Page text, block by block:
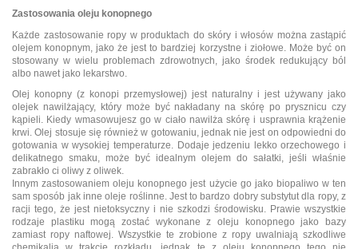
Zastosowania oleju konopnego
Każde zastosowanie ropy w produktach do skóry i włosów można zastąpić
olejem konopnym, jako że jest to bardziej korzystne i ziołowe. Może być on
stosowany w wielu problemach zdrowotnych, jako środek redukujący ból
albo nawet jako lekarstwo.
Olej konopny (z konopi przemysłowej) jest naturalny i jest używany jako
olejek nawilżający, który może być nakładany na skórę po prysznicu czy
kąpieli. Kiedy wmasowujesz go w ciało nawilża skórę i usprawnia krążenie
krwi. Olej stosuje się również w gotowaniu, jednak nie jest on odpowiedni do
gotowania w wysokiej temperaturze. Dodaje jedzeniu lekko orzechowego i
delikatnego smaku, może być idealnym olejem do sałatki, jeśli właśnie
zabrakło ci oliwy z oliwek.
Innym zastosowaniem oleju konopnego jest użycie go jako biopaliwo w ten
sam sposób jak inne oleje roślinne. Jest to bardzo dobry substytut dla ropy, z
racji tego, że jest nietoksyczny i nie szkodzi środowisku. Prawie wszystkie
rodzaje plastiku mogą zostać wykonane z oleju konopnego jako bazy
zamiast ropy naftowej. Wszystkie te zrobione z ropy uwalniają szkodliwe